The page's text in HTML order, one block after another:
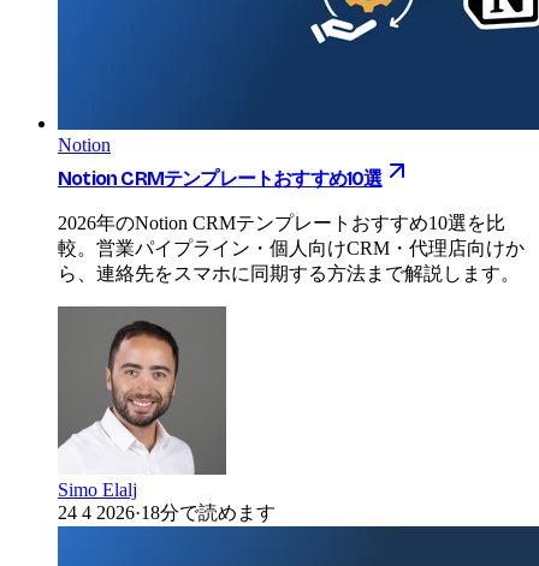
Notion
Notion CRMテンプレートおすすめ10選
2026年のNotion CRMテンプレートおすすめ10選を比
較。営業パイプライン・個人向けCRM・代理店向けか
ら、連絡先をスマホに同期する方法まで解説します。
Simo Elalj
24 4 2026·18分で読めます